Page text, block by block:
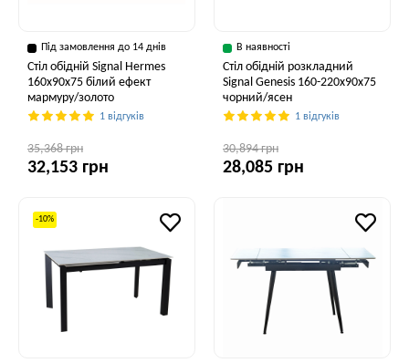
Під замовлення до 14 днів
Стіл обідній Signal Hermes
160x90x75 білий ефект
мармуру/золото
1 відгуків
35,368 грн
32,153 грн
В наявності
Стіл обідній розкладний
Signal Genesis 160-220x90x75
чорний/ясен
1 відгуків
30,894 грн
28,085 грн
-10%